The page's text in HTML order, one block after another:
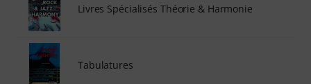
Livres Spécialisés Théorie & Harmonie
Tabulatures